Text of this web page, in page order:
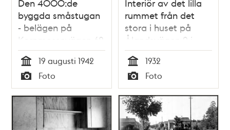
Den 4000:de
byggda småstugan
- belägen på
Korpmossevägen 62
- invigs i Hökmossen
småstugeområde
Tid
19 augusti 1942
Typ
Foto
Interiör av det lilla
rummet från det
stora i huset på
Ålandsvägen 9 i
Enskede
småstugeområde
Tid
1932
Typ
Foto